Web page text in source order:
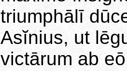
triumphālī
Asĭnius, ut
victārum ab